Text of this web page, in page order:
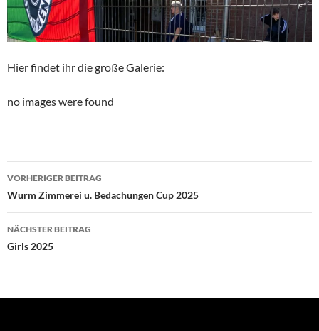
Hier findet ihr die große Galerie:
no images were found
Beitragsnavigation
VORHERIGER BEITRAG
Wurm Zimmerei u. Bedachungen Cup 2025
NÄCHSTER BEITRAG
Girls 2025